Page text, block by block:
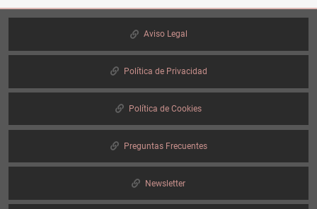
Aviso Legal
Política de Privacidad
Política de Cookies
Preguntas Frecuentes
Newsletter